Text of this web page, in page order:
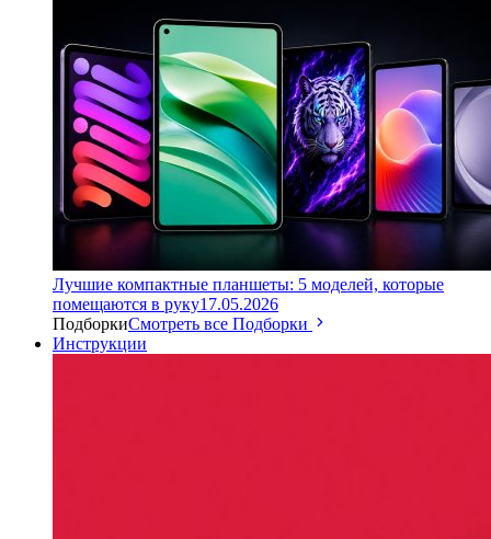
Лучшие компактные планшеты: 5 моделей, которые
помещаются в руку17.05.2026
ПодборкиСмотреть все Подборки
Инструкции